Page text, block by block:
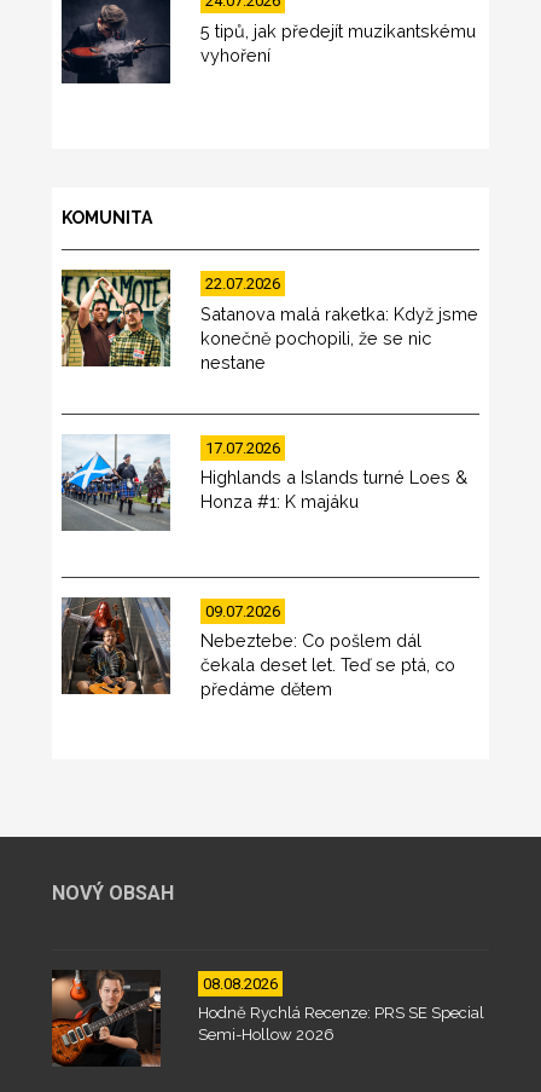
5 tipů, jak předejít muzikantskému
vyhoření
KOMUNITA
22.07.2026
Satanova malá raketka: Když jsme
konečně pochopili, že se nic
nestane
17.07.2026
Highlands a Islands turné Loes &
Honza #1: K majáku
09.07.2026
Nebeztebe: Co pošlem dál
čekala deset let. Teď se ptá, co
předáme dětem
NOVÝ OBSAH
08.08.2026
Hodně Rychlá Recenze: PRS SE Special
Semi-Hollow 2026